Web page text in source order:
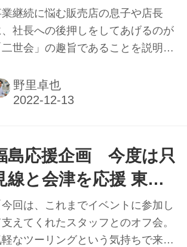
本英信氏
継続に悩む販売店の息子や店長
、社長への後押しをしてあげるのが
二世会」の趣旨であることを説明し
の中の流れが早くなっている。な
で、社長になるには覚悟が必要であ
いう。
野里卓也
島応援企画 今度は只
線と会津を応援 東京
多摩市の販売店 ヤン
オート
今回は、これまでイベントに参加し
えてくれたスタッフとのオフ会。
なツーリングという気持ちで来て